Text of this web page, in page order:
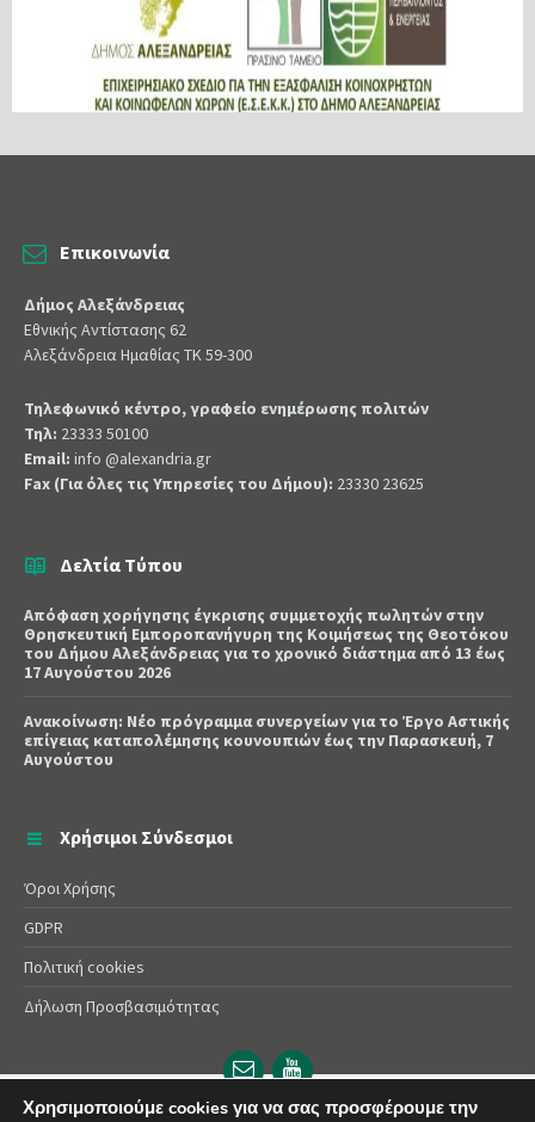
Επικοινωνία
Δήμος Αλεξάνδρειας
Εθνικής Αντίστασης 62
Αλεξάνδρεια Ημαθίας ΤΚ 59-300
Τηλεφωνικό κέντρο, γραφείο ενημέρωσης πολιτών
Τηλ: 23333 50100
Email: info @alexandria.gr
Fax (Για όλες τις Υπηρεσίες του Δήμου): 23330 23625
Δελτία Τύπου
Απόφαση χορήγησης έγκρισης συμμετοχής πωλητών στην
Θρησκευτική Εμποροπανήγυρη της Κοιμήσεως της Θεοτόκου
του Δήμου Αλεξάνδρειας για το χρονικό διάστημα από 13 έως
17 Αυγούστου 2026
Ανακοίνωση: Νέο πρόγραμμα συνεργείων για το Έργο Αστικής
επίγειας καταπολέμησης κουνουπιών έως την Παρασκευή, 7
Αυγούστου
Χρήσιμοι Σύνδεσμοι
Όροι Χρήσης
GDPR
Πολιτική cookies
Δήλωση Προσβασιμότητας
Email
url
YouTube
url
Χρησιμοποιούμε cookies για να σας προσφέρουμε την